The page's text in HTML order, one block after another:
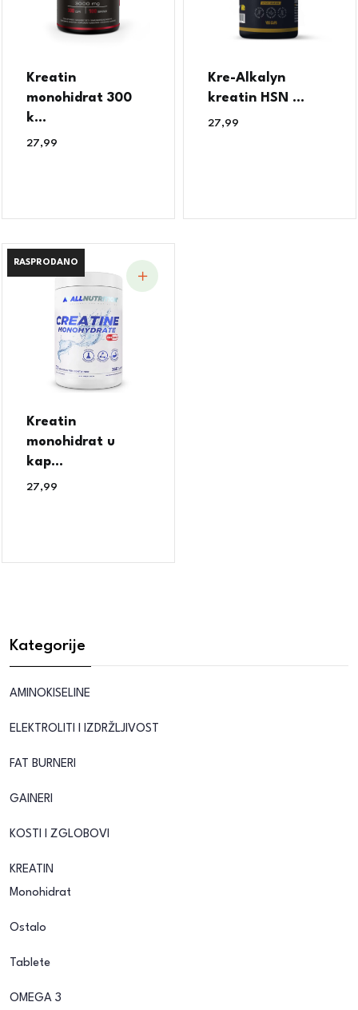
Kreatin
monohidrat 300
k...
27,99
Kre-Alkalyn
kreatin HSN ...
27,99
RASPRODANO
RASPRODANO
Kreatin
monohidrat u
kap...
27,99
Kategorije
AMINOKISELINE
ELEKTROLITI I IZDRŽLJIVOST
FAT BURNERI
GAINERI
KOSTI I ZGLOBOVI
KREATIN
Monohidrat
Ostalo
Tablete
OMEGA 3